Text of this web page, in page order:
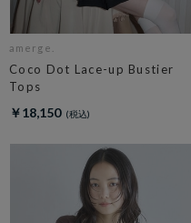
amerge.
Coco Dot Lace-up Bustier
Tops
￥18,150